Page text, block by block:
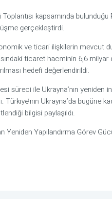
kapsamında bulunduğu
gerçekleştirdi.
ve ticari ilişkilerin mevcut
ticaret hacminin 6,6 milyar
hedefi değerlendirildi.
süreci ile Ukrayna’nın yeniden
Ukrayna’da bugüne
bilgisi paylaşıldı.
Yapılandırma Görev